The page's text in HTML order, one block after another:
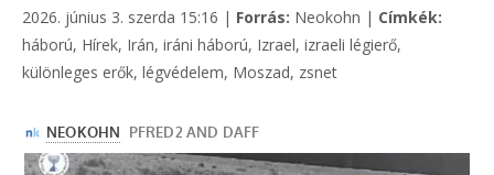
2026. június 3. szerda 15:16 | Forrás: Kategória
Neokohn | Címkék:
háború, Hírek, Irán, iráni háború, Izrael, izraeli légierő,
különleges erők, légvédelem, Moszad, zsnet